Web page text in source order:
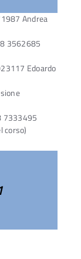
Andrea
3562685
Edoardo
7333495
corso)